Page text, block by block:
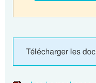
Télécharger les